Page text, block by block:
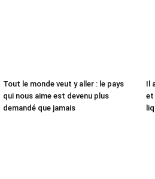
Tout le monde veut y aller : le pays
qui nous aime est devenu plus
demandé que jamais
Il
et